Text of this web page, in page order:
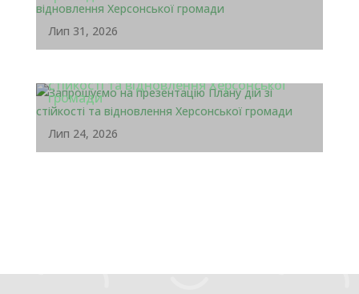
Лип 31, 2026
стійкості та відновлення Херсонської
громади
Лип 24, 2026